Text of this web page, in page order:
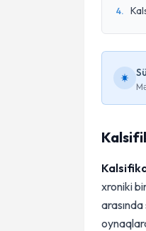
4.
xroniki